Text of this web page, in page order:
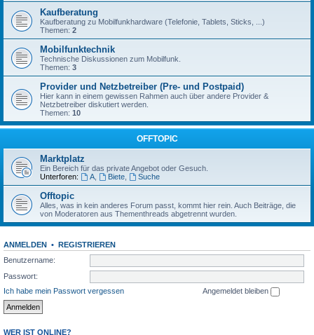
Kaufberatung
Kaufberatung zu Mobilfunkhardware (Telefonie, Tablets, Sticks, ...)
Themen: 2
Mobilfunktechnik
Technische Diskussionen zum Mobilfunk.
Themen: 3
Provider und Netzbetreiber (Pre- und Postpaid)
Hier kann in einem gewissen Rahmen auch über andere Provider &
Netzbetreiber diskutiert werden.
Themen: 10
OFFTOPIC
Marktplatz
Ein Bereich für das private Angebot oder Gesuch.
Unterforen:
A, Biete, Suche
Offtopic
Alles, was in kein anderes Forum passt, kommt hier rein. Auch Beiträge, die
von Moderatoren aus Thementhreads abgetrennt wurden.
ANMELDEN • REGISTRIEREN
Benutzername:
Passwort:
Ich habe mein Passwort vergessen
Angemeldet bleiben
WER IST ONLINE?